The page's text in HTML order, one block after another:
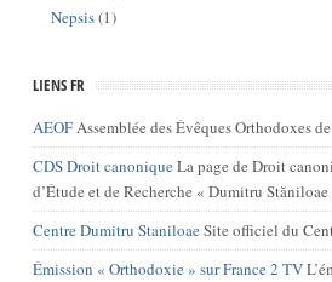
Nepsis(1)
LIENS FR
AEOFAssemblée des Évêques Orthodoxes
CDS Droit canoniqueLa page de Droit canonique du
d’Étude et de Recherche « Dumitru Stăniloae
Centre Dumitru StaniloaeSite officiel du
Émission « Orthodoxie » sur France 2 TV